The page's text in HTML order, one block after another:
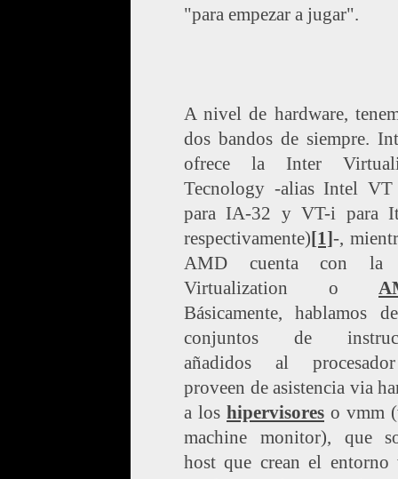
"para empezar a jugar".
A nivel de hardware,
dos bandos de siempre.
ofrece la Inter
Tecnology -alias Intel
para IA-32 y VT-i para
respectivamente) [1]-,
AMD cuenta con la
Virtualization o
Básicamente, hablamos
conjuntos de
añadidos al
proveen de asistencia via
a los hipervisores o vmm
machine monitor), que
host que crean el entorno